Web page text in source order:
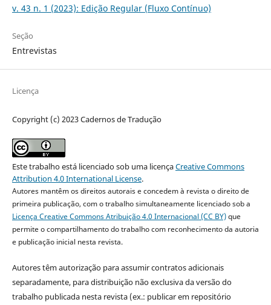
v. 43 n. 1 (2023): Edição Regular (Fluxo Contínuo)
Seção
Entrevistas
Licença
Copyright (c) 2023 Cadernos de Tradução
Este trabalho está licenciado sob uma licençaCreative Commons
Attribution 4.0 International License.
Autores mantêm os direitos autorais e concedem à revista o direito de
primeira publicação, com o trabalho simultaneamente licenciado sob a
Licença Creative Commons Atribuição 4.0 Internacional (CC BY)que
permite o compartilhamento do trabalho com reconhecimento da autoria
e publicação inicial nesta revista.
Autores têm autorização para assumir contratos adicionais
separadamente, para distribuição não exclusiva da versão do
trabalho publicada nesta revista (ex.: publicar em repositório